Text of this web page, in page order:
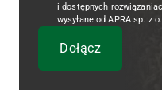
i dostępnych
wysyłane od APRA sp. z